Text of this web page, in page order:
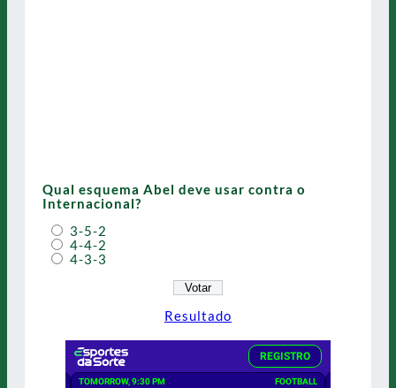
Qual esquema Abel deve usar contra o
Internacional?
3-5-2
4-4-2
4-3-3
Resultado